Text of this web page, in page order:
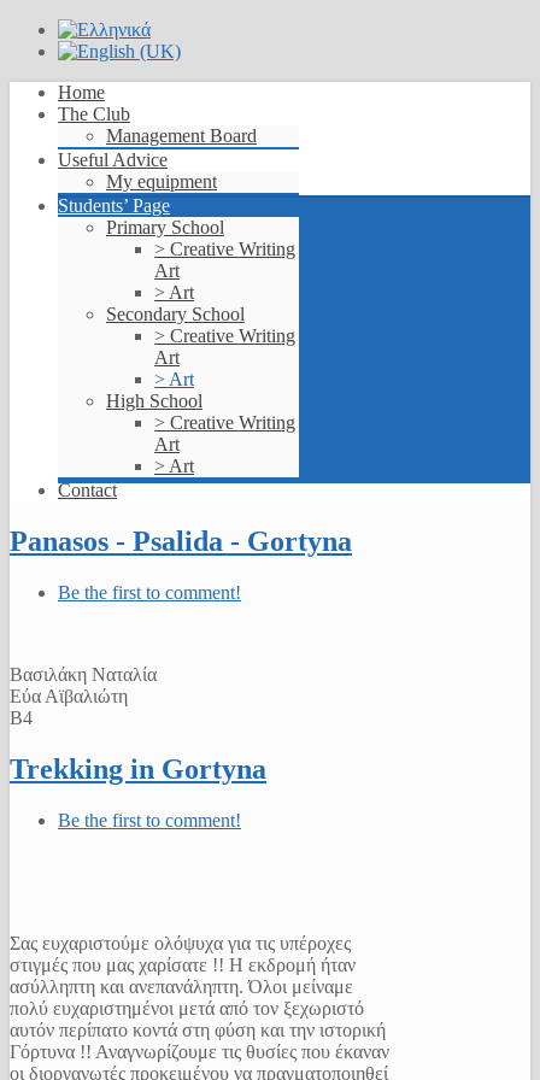
Home
The Club
Management Board
Useful Advice
My equipment
Students’ Page
Primary School
> Creative Writing
Art
> Art
Secondary School
> Creative Writing
Art
> Art
High School
> Creative Writing
Art
> Art
Contact
Panasos - Psalida - Gortyna
Be the first to comment!
Βασιλάκη Ναταλία
Εύα Αϊβαλιώτη
Β4
Trekking in Gortyna
Be the first to comment!
Σας ευχαριστούμε ολόψυχα για τις υπέροχες
στιγμές που μας χαρίσατε !! Η εκδρομή ήταν
ασύλληπτη και ανεπανάληπτη. Όλοι μείναμε
πολύ ευχαριστημένοι μετά από τον ξεχωριστό
αυτόν περίπατο κοντά στη φύση και την ιστορική
Γόρτυνα !! Αναγνωρίζουμε τις θυσίες που έκαναν
οι διοργανωτές προκειμένου να πραγματοποιηθεί